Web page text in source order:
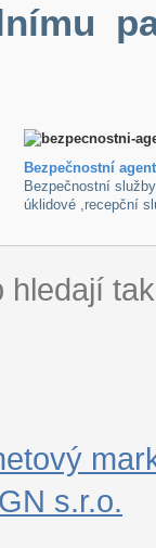
Bezpečnostní
Bezpečnostní
úklidové ,recepční
hledají
s.r.o.